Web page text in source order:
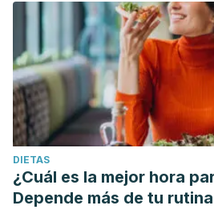
DIETAS
¿Cuál es la mejor hora
Depende más de tu